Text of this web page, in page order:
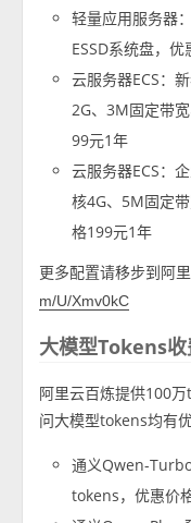
轻量应用服务器
ESSD系统盘，
云服务器ECS：
2G、3M固定带
99元1年
云服务器ECS：
核4G、5M固定
格199元1年
更多配置请移步到阿
m/U/Xmv0kC
大模型Tokens
阿里云百炼提供100
问大模型tokens均有优
通义Qwen-
tokens，优惠价